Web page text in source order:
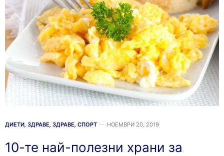
ДИЕТИ, ЗДРАВЕ, ЗДРАВЕ, СПОРТ НОЕМВРИ 20, 2019
10-те най-полезни храни за